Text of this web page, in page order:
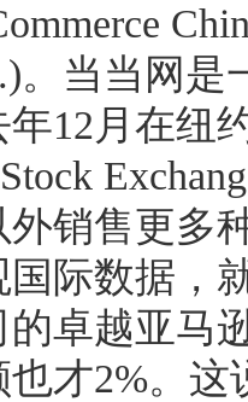
。当当网是
12月在纽
销售更多
际数据，
的卓越亚马
才2%。这